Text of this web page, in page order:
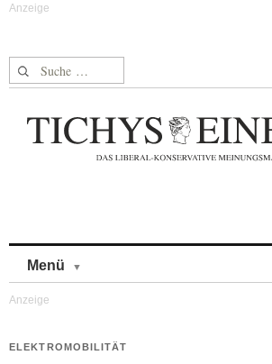
Suche nach:
Menü
ELEKTROMOBILITÄT